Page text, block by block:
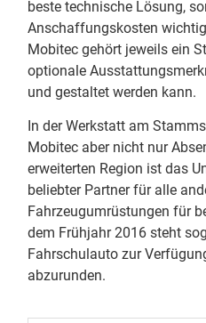
beste technische Lösung,
Anschaffungskosten
Mobitec gehört jeweils ein
optionale
und gestaltet werden kann.
In der Werkstatt am
Mobitec aber nicht nur
erweiterten Region ist das
beliebter Partner für alle
Fahrzeugumrüstungen für
dem Frühjahr 2016 steht
Fahrschulauto zur
abzurunden.